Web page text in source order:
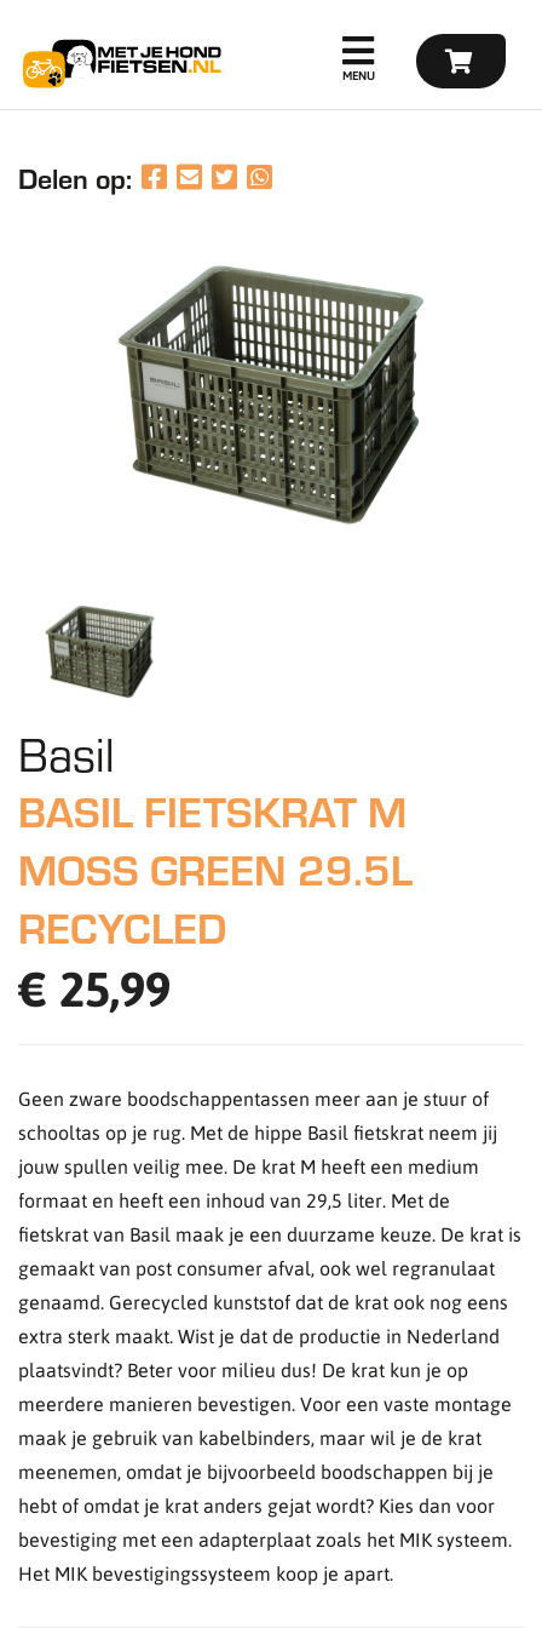
Delen op:
Basil
BASIL FIETSKRAT M
MOSS GREEN 29.5L
RECYCLED
€ 25,99
Geen zware boodschappentassen meer aan je stuur of
schooltas op je rug. Met de hippe Basil fietskrat neem jij
jouw spullen veilig mee. De krat M heeft een medium
formaat en heeft een inhoud van 29,5 liter. Met de
fietskrat van Basil maak je een duurzame keuze. De krat is
gemaakt van post consumer afval, ook wel regranulaat
genaamd. Gerecycled kunststof dat de krat ook nog eens
extra sterk maakt. Wist je dat de productie in Nederland
plaatsvindt? Beter voor milieu dus! De krat kun je op
meerdere manieren bevestigen. Voor een vaste montage
maak je gebruik van kabelbinders, maar wil je de krat
meenemen, omdat je bijvoorbeeld boodschappen bij je
hebt of omdat je krat anders gejat wordt? Kies dan voor
bevestiging met een adapterplaat zoals het MIK systeem.
Het MIK bevestigingssysteem koop je apart.